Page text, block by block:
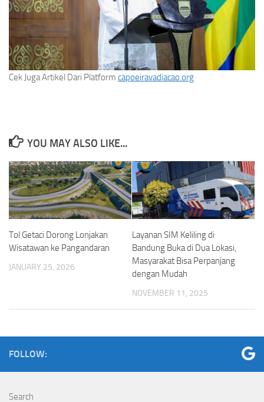
Cek Juga Artikel Dari Platform capoeiravadiacao.org
YOU MAY ALSO LIKE...
Tol Getaci Dorong Lonjakan
Wisatawan ke Pangandaran
JANUARY 25, 2026
Layanan SIM Keliling di
Bandung Buka di Dua Lokasi,
Masyarakat Bisa Perpanjang
dengan Mudah
NOVEMBER 11, 2025
FOLLOW:
Search